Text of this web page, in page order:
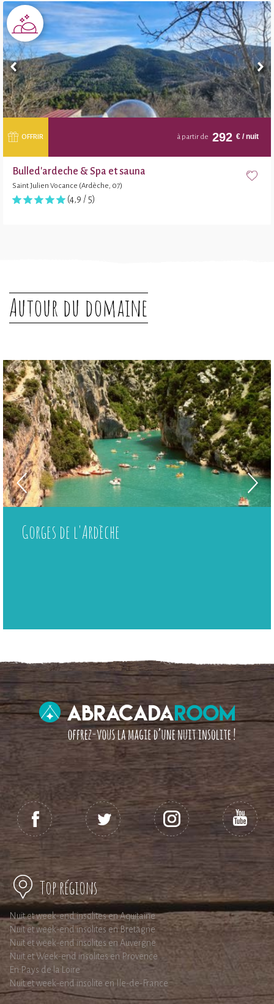
OFFRIR à partir de 292 € / nuit
Bulled'ardeche & Spa et sauna
Saint Julien Vocance (Ardèche, 07)
(4,9 / 5)
Autour du domaine
Gorges de l'Ardèche
Top régions
Nuit et week-end insolites en Aquitaine
Nuit et week-end insolites en Bretagne
Nuit et week-end insolites en Auvergne
Nuit et Week-end insolites en Provence
En Pays de la Loire
Nuit et week-end insolite en Ile-de-France